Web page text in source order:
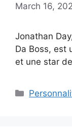
March 16,
Jonathan
Da Boss, est
et une star